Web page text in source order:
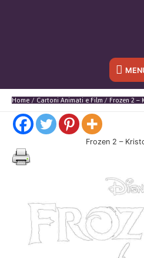
Sotto
l'header
Home Cartoni Animati e Film Frozen 2 –
Frozen 2 –